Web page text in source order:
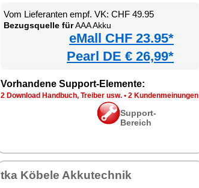
Vom Lieferanten empf. VK: CHF 49.95
Bezugsquelle fürAAA Akku
eMall CHF 23.95*
Pearl DE € 26,99*
Vorhandene Support-Elemente:
2 Download Handbuch, Treiber usw. • 2 Kundenmeinungen
Support-
Bereich
tka Köbele Akkutechnik